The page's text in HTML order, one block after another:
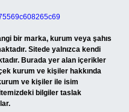
bir marka, kurum veya şahıs
Sitede yalnızca kendi
Burada yer alan içerikler
kurum ve kişiler hakkında
ve kişiler ile isim
bilgiler taslak